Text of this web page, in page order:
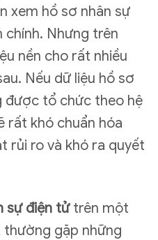
xem hồ sơ nhân sự
chính. Nhưng trên
nền cho rất nhiều
Nếu dữ liệu hồ sơ
được tổ chức theo hệ
rất khó chuẩn hóa
rủi ro và khó ra quyết
sự điện tửtrên một
thường gặp những